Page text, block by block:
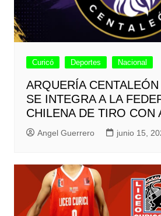
Curicó Deportes Nacional
ARQUERÍA
SE INTEGRA A LA
CHILENA DE TIRO CON
Angel Guerrero junio 15,